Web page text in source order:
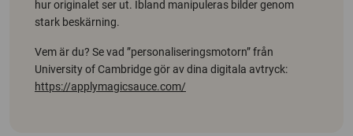
hur originalet ser ut. Ibland manipuleras bilder genom
stark beskärning.
Vem är du? Se vad ”personaliseringsmotorn” från
University of Cambridgegör av dina digitala avtryck:
https://applymagicsauce.com/